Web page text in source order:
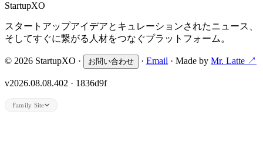
StartupXO
スタートアップアイデアとキュレーションされたニュース、
そしてすぐに繋がる人材をつなぐプラットフォーム。
© 2026 StartupXO · お問い合わせ · Email · Made by Mr. Latte ↗
v2026.08.08.402 · 1836d9f
Family Site